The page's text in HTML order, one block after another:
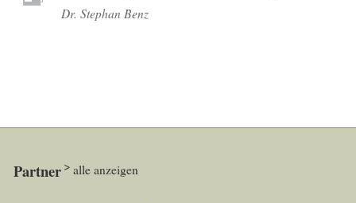
Dr. Stephan Benz
Partner alle anzeigen